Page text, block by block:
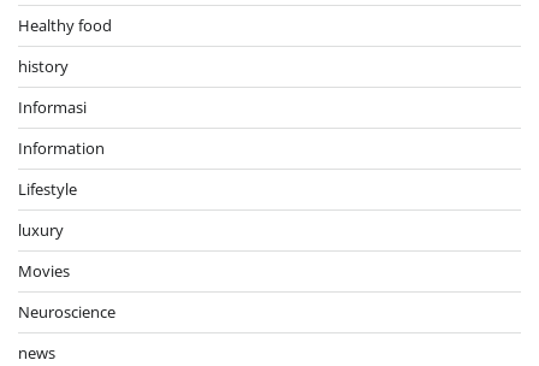
Healthy food
history
Informasi
Information
Lifestyle
luxury
Movies
Neuroscience
news